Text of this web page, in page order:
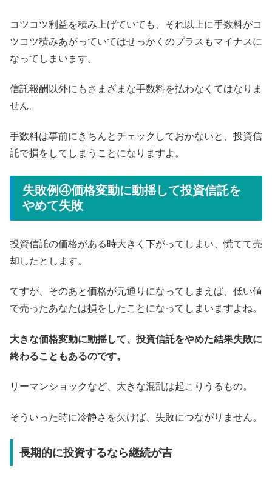
コツコツ利益を積み上げていても、それ以上に手数料がコ
ツコツ積みあがっていてはせっかくのプラスもマイナスに
なってしまいます。
信託報酬以外にもさまざまな手数料を払わなくてはなりま
せん。
手数料は事前にきちんとチェックしておかないと、投資信
託で損をしてしまうことになりますよ。
失敗例④価格変動に動揺して投資信託を
やめて失敗
投資信託の価格がある時大きく下がってしまい、慌てて売
却したとします。
てすが、そのあと価格が元通りになってしまえば、低い値
で売ったあなたは損をしたことになってしまいますよね。
大きな価格変動に動揺して、投資信託をやめた結果失敗に
終わることもあるのです。
リーマンショックなど、大きな混乱は起こりうるもの。
そういった時に冷静さを欠けば、失敗につながりません。
長期的に投資するなら継続が吉